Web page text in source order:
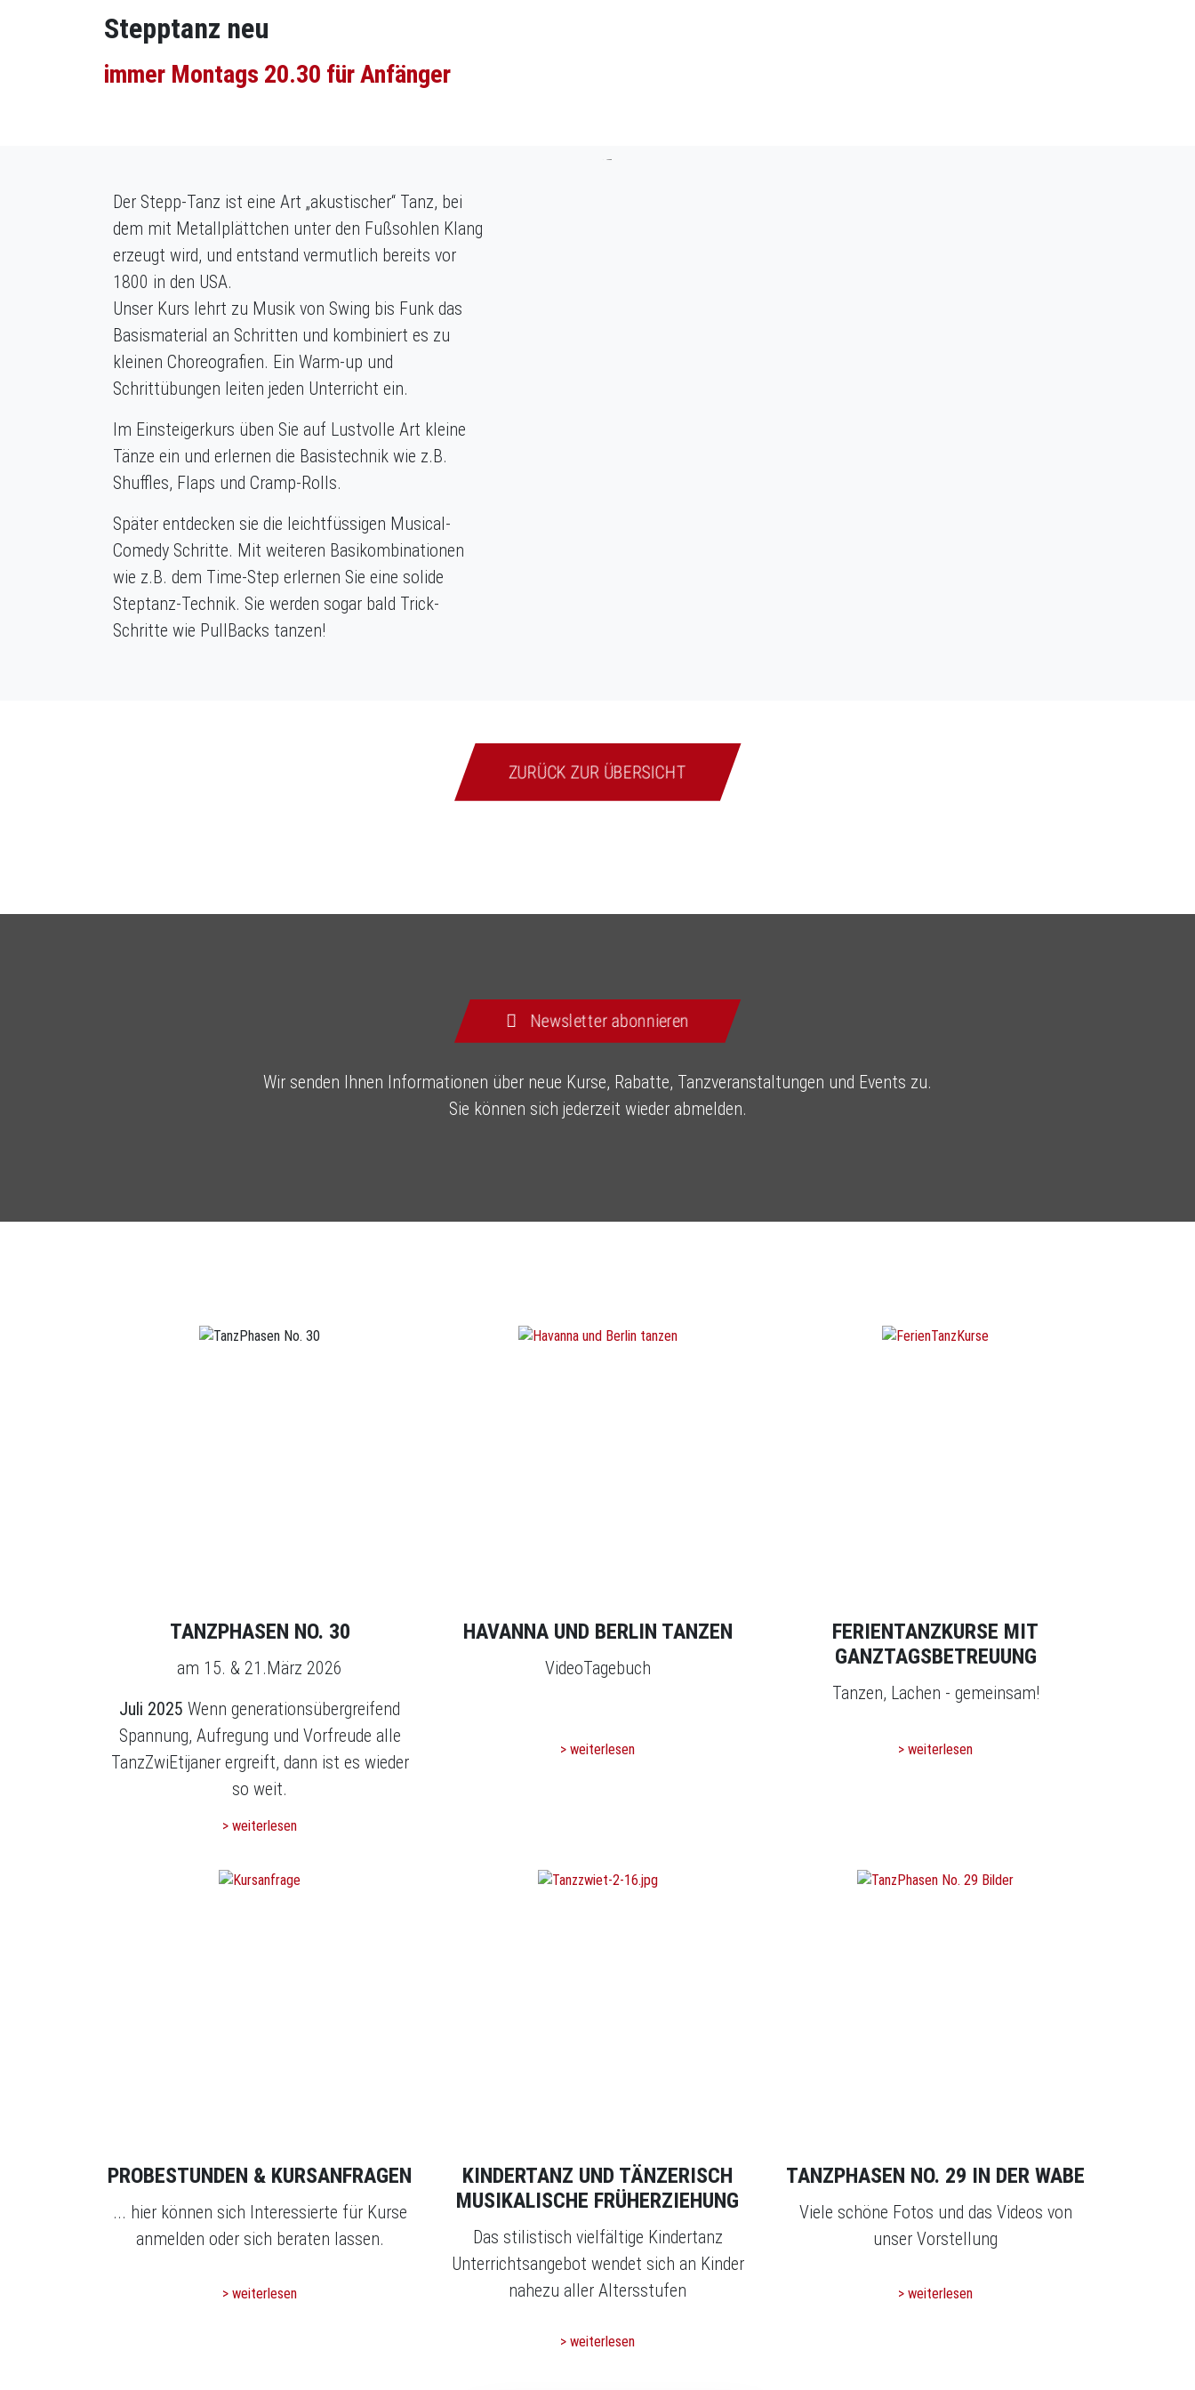
Stepptanz neu
immer Montags 20.30 für Anfänger
Der Stepp-Tanz ist eine Art „akustischer“ Tanz, bei
dem mit Metallplättchen unter den Fußsohlen Klang
erzeugt wird, und entstand vermutlich bereits vor
1800 in den USA.
Unser Kurs lehrt zu Musik von Swing bis Funk das
Basismaterial an Schritten und kombiniert es zu
kleinen Choreografien. Ein Warm-up und
Schrittübungen leiten jeden Unterricht ein.
Im Einsteigerkurs üben Sie auf Lustvolle Art kleine
Tänze ein und erlernen die Basistechnik wie z.B.
Shuffles, Flaps und Cramp-Rolls.
Später entdecken sie die leichtfüssigen Musical-
Comedy Schritte. Mit weiteren Basikombinationen
wie z.B. dem Time-Step erlernen Sie eine solide
Steptanz-Technik. Sie werden sogar bald Trick-
Schritte wie PullBacks tanzen!
ZURÜCK ZUR ÜBERSICHT
Newsletter abonnieren
Wir senden Ihnen Informationen über neue Kurse, Rabatte, Tanzveranstaltungen und Events zu.
Sie können sich jederzeit wieder abmelden.
TANZPHASEN NO. 30
am 15. & 21.März 2026
Juli 2025 Wenn generationsübergreifend
Spannung, Aufregung und Vorfreude alle
TanzZwiEtijaner ergreift, dann ist es wieder
so weit.
> weiterlesen
HAVANNA UND BERLIN TANZEN
VideoTagebuch
> weiterlesen
FERIENTANZKURSE MIT
GANZTAGSBETREUUNG
Tanzen, Lachen - gemeinsam!
> weiterlesen
PROBESTUNDEN & KURSANFRAGEN
... hier können sich Interessierte für Kurse
anmelden oder sich beraten lassen.
> weiterlesen
KINDERTANZ UND TÄNZERISCH
MUSIKALISCHE FRÜHERZIEHUNG
Das stilistisch vielfältige Kindertanz
Unterrichtsangebot wendet sich an Kinder
nahezu aller Altersstufen
> weiterlesen
TANZPHASEN NO. 29 IN DER WABE
Viele schöne Fotos und das Videos von
unser Vorstellung
> weiterlesen